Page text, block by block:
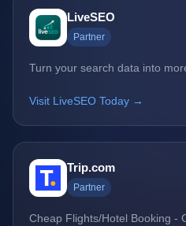
LiveSEO
Partner
Turn your search data into
Visit LiveSEO Today →
Trip.com
Partner
Cheap Flights/Hotel Booking -